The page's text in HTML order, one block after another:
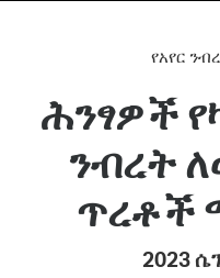
የአየር
ሕንፃዎች
ንብረት
ጥረቶች
2023